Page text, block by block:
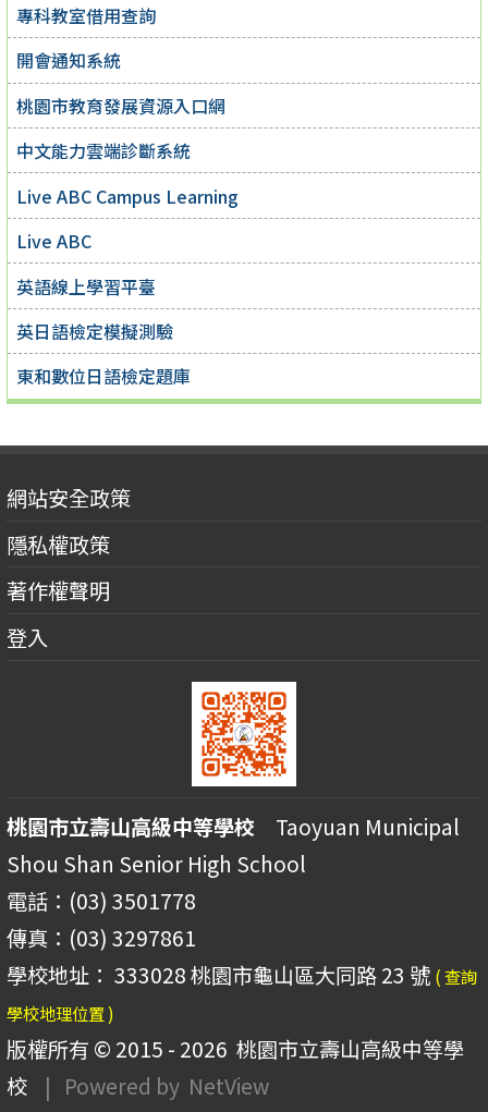
專科教室借用查詢
開會通知系統
桃園市教育發展資源入口網
中文能力雲端診斷系統
Live ABC Campus Learning
Live ABC
英語線上學習平臺
英日語檢定模擬測驗
東和數位日語檢定題庫
網站安全政策
隱私權政策
著作權聲明
登入
桃園市立壽山高級中等學校 Taoyuan Municipal
Shou Shan Senior High School
電話：(03) 3501778
傳真：(03) 3297861
學校地址： 333028 桃園市龜山區大同路 23 號 ( 查詢
學校地理位置 )
版權所有 © 2015 - 2026 桃園市立壽山高級中等學
校
| Powered by NetView